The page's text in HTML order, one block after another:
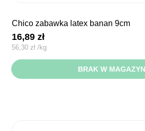
chico zabawka latex banan 9cm
16,89zł
56,30zł /kg
BRAK W